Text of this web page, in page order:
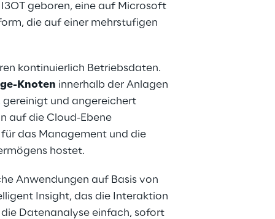
geboren, eine auf Microsoft
die auf einer mehrstufigen
kontinuierlich Betriebsdaten.
Knoten innerhalb der Anlagen
gereinigt und angereichert
auf die Cloud-Ebene
das Management und die
hostet.
Anwendungen auf Basis von
Insight, das die Interaktion
Datenanalyse einfach, sofort